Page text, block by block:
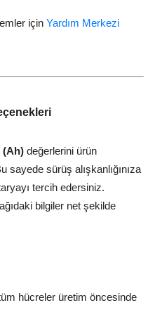
için Yardım Merkezi
(Ah) değerlerini ürün
sürüş alışkanlığınıza
tercih edersiniz.
bilgiler net şekilde
hücreler üretim öncesinde